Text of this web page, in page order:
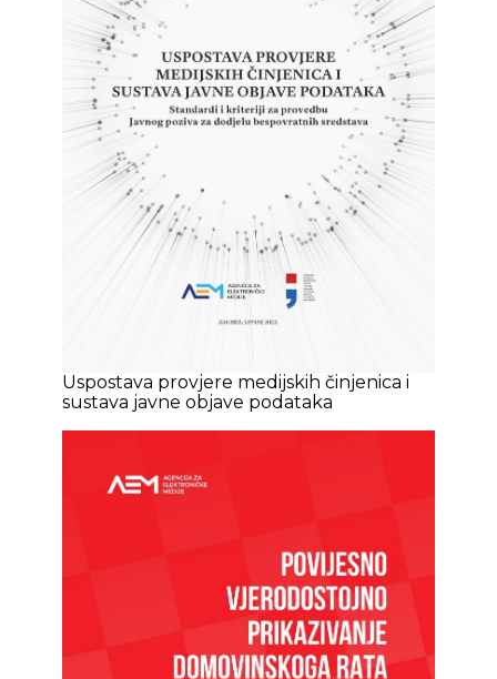
Uspostava provjere medijskih činjenica i
sustava javne objave podataka